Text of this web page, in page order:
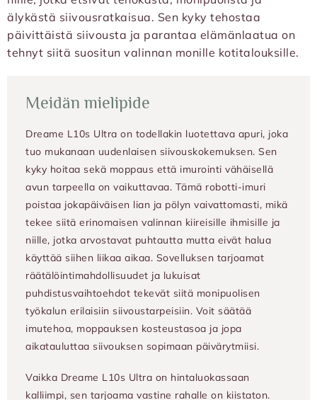
älykästä siivousratkaisua. Sen kyky tehostaa
päivittäistä siivousta ja parantaa elämänlaatua on
tehnyt siitä suositun valinnan monille kotitalouksille.
Meidän mielipide
Dreame L10s Ultra on todellakin luotettava apuri, joka
tuo mukanaan uudenlaisen siivouskokemuksen. Sen
kyky hoitaa sekä moppaus että imurointi vähäisellä
avun tarpeella on vaikuttavaa. Tämä robotti-imuri
poistaa jokapäiväisen lian ja pölyn vaivattomasti, mikä
tekee siitä erinomaisen valinnan kiireisille ihmisille ja
niille, jotka arvostavat puhtautta mutta eivät halua
käyttää siihen liikaa aikaa. Sovelluksen tarjoamat
räätälöintimahdollisuudet ja lukuisat
puhdistusvaihtoehdot tekevät siitä monipuolisen
työkalun erilaisiin siivoustarpeisiin. Voit säätää
imutehoa, moppauksen kosteustasoa ja jopa
aikatauluttaa siivouksen sopimaan päivärytmiisi.
Vaikka Dreame L10s Ultra on hintaluokassaan
kalliimpi, sen tarjoama vastine rahalle on kiistaton.